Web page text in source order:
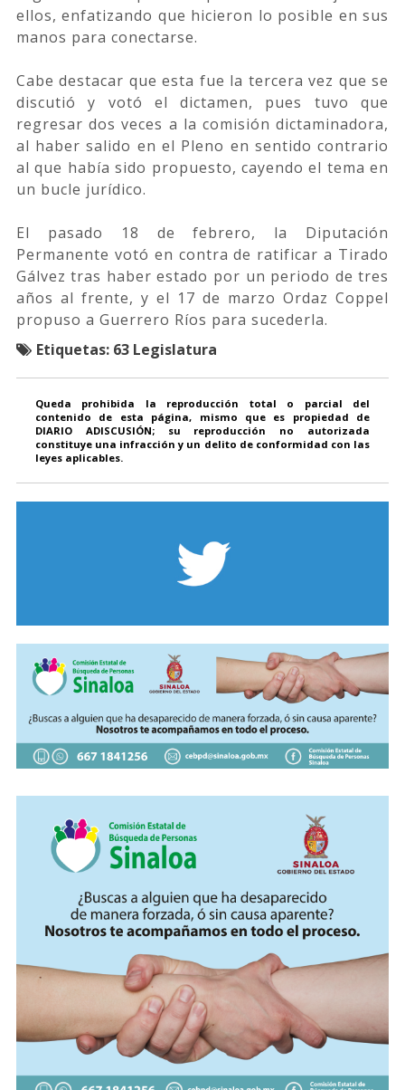
ellos, enfatizando que hicieron lo posible en sus
manos para conectarse.
Cabe destacar que esta fue la tercera vez que se
discutió y votó el dictamen, pues tuvo que
regresar dos veces a la comisión dictaminadora,
al haber salido en el Pleno en sentido contrario
al que había sido propuesto, cayendo el tema en
un bucle jurídico.
El pasado 18 de febrero, la Diputación
Permanente votó en contra de ratificar a Tirado
Gálvez tras haber estado por un periodo de tres
años al frente, y el 17 de marzo Ordaz Coppel
propuso a Guerrero Ríos para sucederla.
Etiquetas: 63 Legislatura
Queda prohibida la reproducción total o parcial del
contenido de esta página, mismo que es propiedad de
DIARIO ADISCUSIÓN; su reproducción no autorizada
constituye una infracción y un delito de conformidad con las
leyes aplicables.